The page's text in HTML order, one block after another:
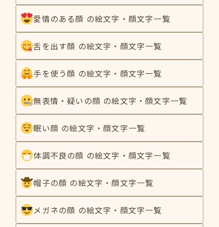
愛情のある顔 の絵文字・顔文字一覧
舌を出す顔 の絵文字・顔文字一覧
手を使う顔 の絵文字・顔文字一覧
無表情・疑いの顔 の絵文字・顔文字一覧
眠い顔 の絵文字・顔文字一覧
体調不良の顔 の絵文字・顔文字一覧
帽子の顔 の絵文字・顔文字一覧
メガネの顔 の絵文字・顔文字一覧